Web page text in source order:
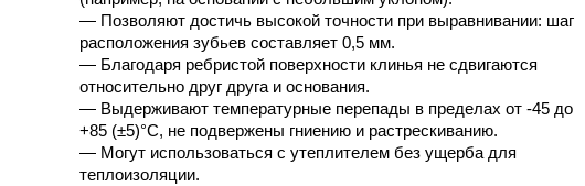
— Позволяют достичь высокой точности при выравнивании: шаг
расположения зубьев составляет 0,5 мм.
— Благодаря ребристой поверхности клинья не сдвигаются
относительно друг друга и основания.
— Выдерживают температурные перепады в пределах от -45 до
+85 (±5)°C, не подвержены гниению и растрескиванию.
— Могут использоваться с утеплителем без ущерба для
теплоизоляции.